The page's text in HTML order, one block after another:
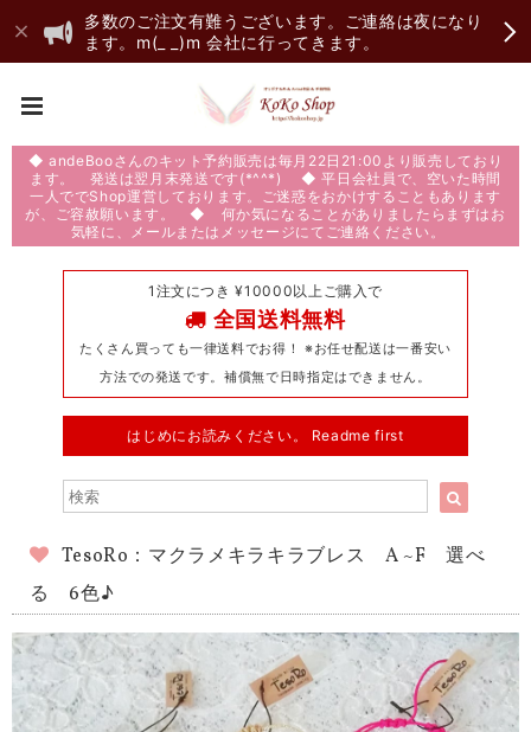
多数のご注文有難うございます。ご連絡は夜になり
ます。m(_ _)m 会社に行ってきます。
◆ andeBooさんのキット予約販売は毎月22日21:00より販売しており
ます。 発送は翌月末発送です(*^^*) ◆ 平日会社員で、空いた時間
一人ででShop運営しております。ご迷惑をおかけすることもあります
が、ご容赦願います。 ◆ 何か気になることがありましたらまずはお
気軽に、メールまたはメッセージにてご連絡ください。
1注文につき ¥10000以上ご購入で
全国送料無料
たくさん買っても一律送料でお得！ ※お任せ配送は一番安い
方法での発送です。補償無で日時指定はできません。
はじめにお読みください。 Readme first
TesoRo：マクラメキラキラブレス A ~F 選べ
る 6色♪